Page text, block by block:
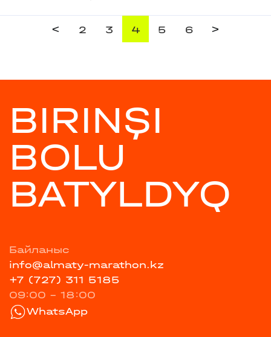
< 2 3 4 5 6 >
BIRINŞI
BOLU
BATYLDYQ
Байланыс
info@almaty-marathon.kz
+7 (727) 311 5185
09:00 - 18:00
WhatsApp